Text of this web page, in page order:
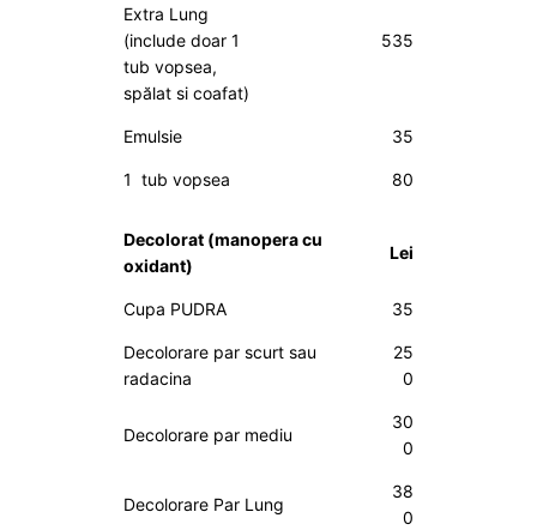
Extra Lung
(include doar 1
tub vopsea,
spălat si coafat)
535
Emulsie 35
1 tub vopsea 80
Decolorat (manopera cu
oxidant)
Lei
Cupa PUDRA 35
Decolorare par scurt sau
radacina
25
0
Decolorare par mediu
30
0
Decolorare Par Lung
38
0